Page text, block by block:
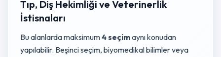
Tıp, Diş Hekimliği ve Veterinerlik
İstisnaları
Bu alanlarda maksimum4 seçimaynı konudan
yapılabilir. Beşinci seçim, biyomedikal bilimler veya